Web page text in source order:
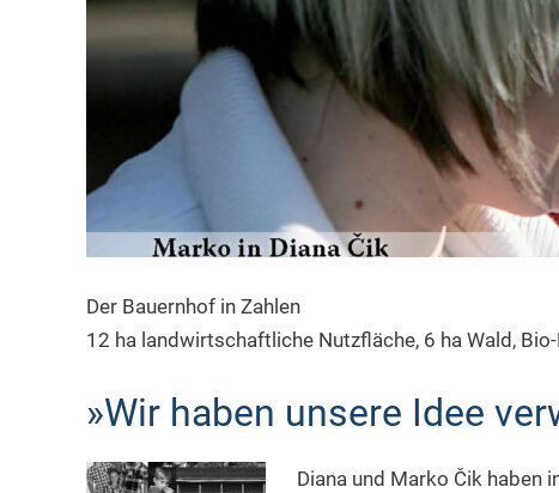
Der Bauernhof in Zahlen
12 ha landwirtschaftliche Nutzfläche, 6 ha Wald,
»Wir haben unsere Idee
Diana und Marko Čik haben